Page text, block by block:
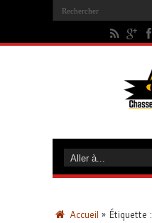
Accueil » Étiquette :